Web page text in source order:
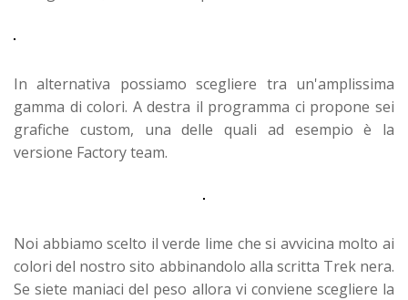
In alternativa possiamo scegliere tra un'amplissima
gamma di colori. A destra il programma ci propone sei
grafiche custom, una delle quali ad esempio è la
versione Factory team.
Noi abbiamo scelto il verde lime che si avvicina molto ai
colori del nostro sito abbinandolo alla scritta Trek nera.
Se siete maniaci del peso allora vi conviene scegliere la